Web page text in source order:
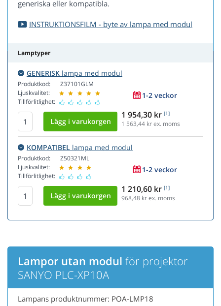
generiska eller kompatibla.
INSTRUKTIONSFILM - byte av lampa med modul
Lamptyper
GENERISK lampa med modul
Produktkod:
Ljuskvalitet:
Tillförlitlighet:
Z37101GLM
1-2 veckor
1 954,30 kr [1]
1 563,44 kr ex. moms
KOMPATIBEL lampa med modul
Produktkod:
Ljuskvalitet:
Tillförlitlighet:
Z50321ML
1-2 veckor
1 210,60 kr [1]
968,48 kr ex. moms
Lampor utan modul för projektor
SANYO PLC-XP10A
Lampans produktnummer: POA-LMP18